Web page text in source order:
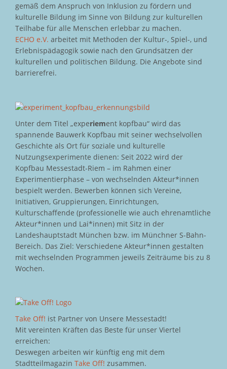
gemäß dem Anspruch von Inklusion zu fördern und
kulturelle Bildung im Sinne von Bildung zur kulturellen
Teilhabe für alle Menschen erlebbar zu machen.
ECHO e.V. arbeitet mit Methoden der Kultur-, Spiel-, und
Erlebnispädagogik sowie nach den Grundsätzen der
kulturellen und politischen Bildung. Die Angebote sind
barrierefrei.
Unter dem Titel „experiement kopfbau“ wird das
spannende Bauwerk Kopfbau mit seiner wechselvollen
Geschichte als Ort für soziale und kulturelle
Nutzungsexperimente dienen: Seit 2022 wird der
Kopfbau Messestadt-Riem – im Rahmen einer
Experimentierphase – von wechselnden Akteur*innen
bespielt werden. Bewerben können sich Vereine,
Initiativen, Gruppierungen, Einrichtungen,
Kulturschaffende (professionelle wie auch ehrenamtliche
Akteur*innen und Lai*innen) mit Sitz in der
Landeshauptstadt München bzw. im Münchner S-Bahn-
Bereich. Das Ziel: Verschiedene Akteur*innen gestalten
mit wechselnden Programmen jeweils Zeiträume bis zu 8
Wochen.
Take Off! ist Partner von Unsere Messestadt!
Mit vereinten Kräften das Beste für unser Viertel
erreichen:
Deswegen arbeiten wir künftig eng mit dem
Stadtteilmagazin Take Off! zusammen.